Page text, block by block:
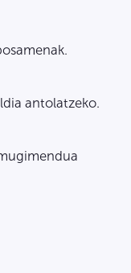
antolatzeko.